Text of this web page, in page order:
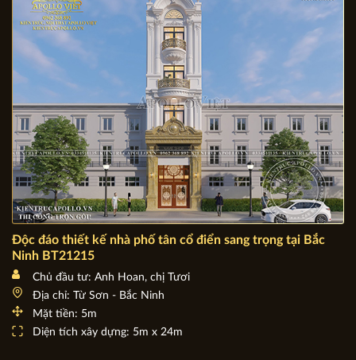
Mặt tiền: 10,9m
Diện tích xây dựng: 10,9m x 13,7m
Độc đáo thiết kế nhà phố tân cổ điển sang trọng tại Bắc
Ninh BT21215